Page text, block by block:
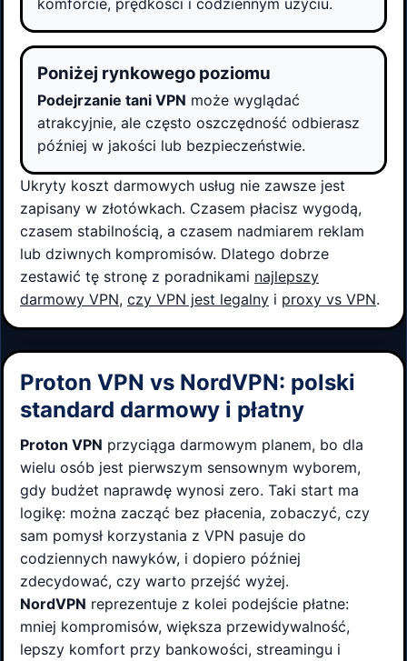
Poniżej rynkowego poziomu
Podejrzanie tani VPN może wyglądać
atrakcyjnie, ale często oszczędność odbierasz
później w jakości lub bezpieczeństwie.
Ukryty koszt darmowych usług nie zawsze jest
zapisany w złotówkach. Czasem płacisz wygodą,
czasem stabilnością, a czasem nadmiarem reklam
lub dziwnych kompromisów. Dlatego dobrze
zestawić tę stronę z poradnikami najlepszy
darmowy VPN, czy VPN jest legalny i proxy vs VPN.
Proton VPN vs NordVPN: polski
standard darmowy i płatny
Proton VPN przyciąga darmowym planem, bo dla
wielu osób jest pierwszym sensownym wyborem,
gdy budżet naprawdę wynosi zero. Taki start ma
logikę: można zacząć bez płacenia, zobaczyć, czy
sam pomysł korzystania z VPN pasuje do
codziennych nawyków, i dopiero później
zdecydować, czy warto przejść wyżej.
NordVPN reprezentuje z kolei podejście płatne:
mniej kompromisów, większa przewidywalność,
lepszy komfort przy bankowości, streamingu i